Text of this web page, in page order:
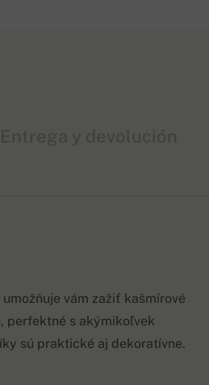
vám zažiť kašmírové
perfektné s akýmikoľvek
sú praktické aj dekoratívne.